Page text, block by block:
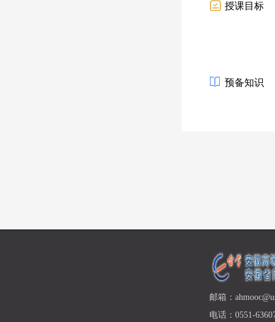
授课目标
预备知识
邮箱：
电话：0551-